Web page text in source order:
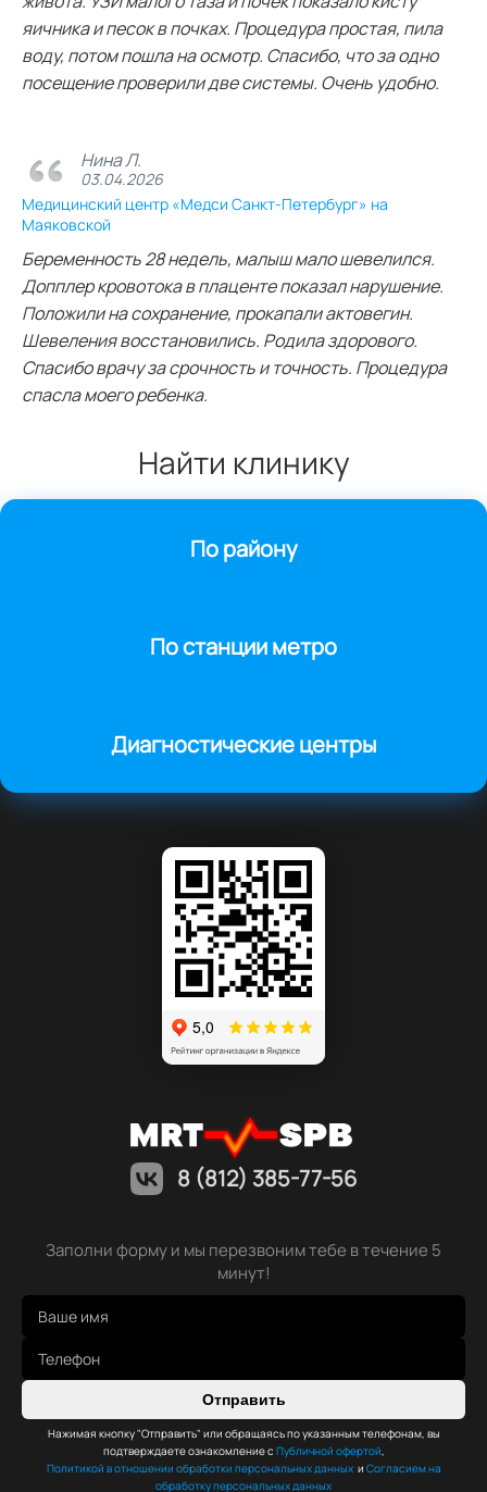
яичника и песок в почках. Процедура простая, пила
воду, потом пошла на осмотр. Спасибо, что за одно
посещение проверили две системы. Очень удобно.
Нина Л.
03.04.2026
Медицинский центр «Медси Санкт-Петербург» на
Маяковской
Беременность 28 недель, малыш мало шевелился.
Допплер кровотока в плаценте показал нарушение.
Положили на сохранение, прокапали актовегин.
Шевеления восстановились. Родила здорового.
Спасибо врачу за срочность и точность. Процедура
спасла моего ребенка.
Найти клинику
По району
По станции метро
Диагностические центры
8 (812) 385-77-56
Заполни форму и мы перезвоним тебе в течение 5
минут!
Отправить
Нажимая кнопку "Отправить" или обращаясь по указанным телефонам, вы
подтверждаете ознакомление с Публичной офертой
Политикой в отношении обработки персональных данных и Согласием на
обработку персональных данных